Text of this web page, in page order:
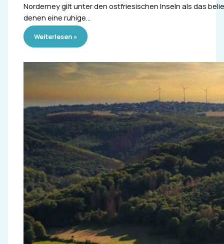
Norderney gilt unter den ostfriesischen Inseln als das
denen eine ruhige…
Weiterlesen »